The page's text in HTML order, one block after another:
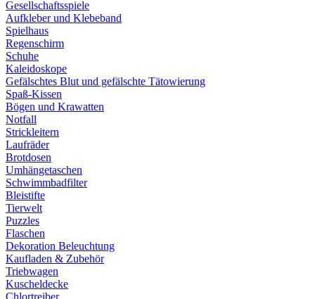
Gesellschaftsspiele
Aufkleber und Klebeband
Spielhaus
Regenschirm
Schuhe
Kaleidoskope
Gefälschtes Blut und gefälschte Tätowierung
Spaß-Kissen
Bögen und Krawatten
Notfall
Strickleitern
Laufräder
Brotdosen
Umhängetaschen
Schwimmbadfilter
Bleistifte
Tierwelt
Puzzles
Flaschen
Dekoration Beleuchtung
Kaufladen & Zubehör
Triebwagen
Kuscheldecke
Chlortreiber